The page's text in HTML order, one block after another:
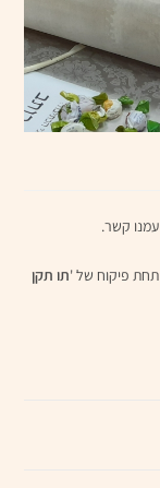
קשר.
תחת פיקוח של 'תו תקן